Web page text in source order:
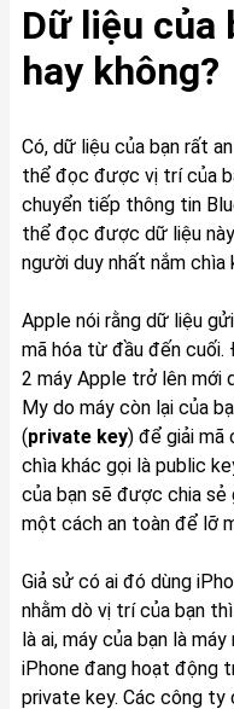
Dữ liệu của
hay không?
Có, dữ liệu của bạn rất
thể đọc được vị trí của
chuyển tiếp thông tin
thể đọc được dữ liệu
người duy nhất nắm chìa
Apple nói rằng dữ liệu
mã hóa từ đầu đến cuối.
2 máy Apple trở lên mới
My do máy còn lại của
(private key) để giải mã
chìa khác gọi là public
của bạn sẽ được chia
một cách an toàn để lỡ
Giả sử có ai đó dùng
nhằm dò vị trí của bạn
là ai, máy của bạn là
iPhone đang hoạt động
private key. Các công ty